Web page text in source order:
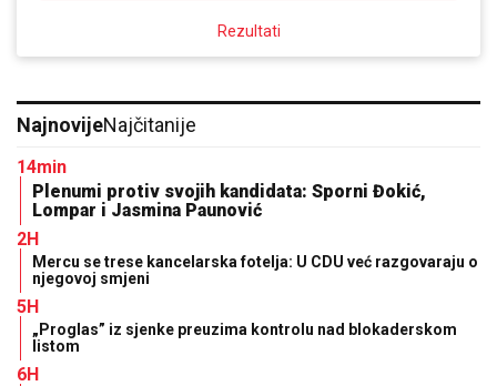
Rezultati
NajnovijeNajčitanije
14min
Plenumi protiv svojih kandidata: Sporni Đokić,
Lompar i Jasmina Paunović
2H
Mercu se trese kancelarska fotelja: U CDU već razgovaraju o
njegovoj smjeni
5H
„Proglas” iz sjenke preuzima kontrolu nad blokaderskom
listom
6H